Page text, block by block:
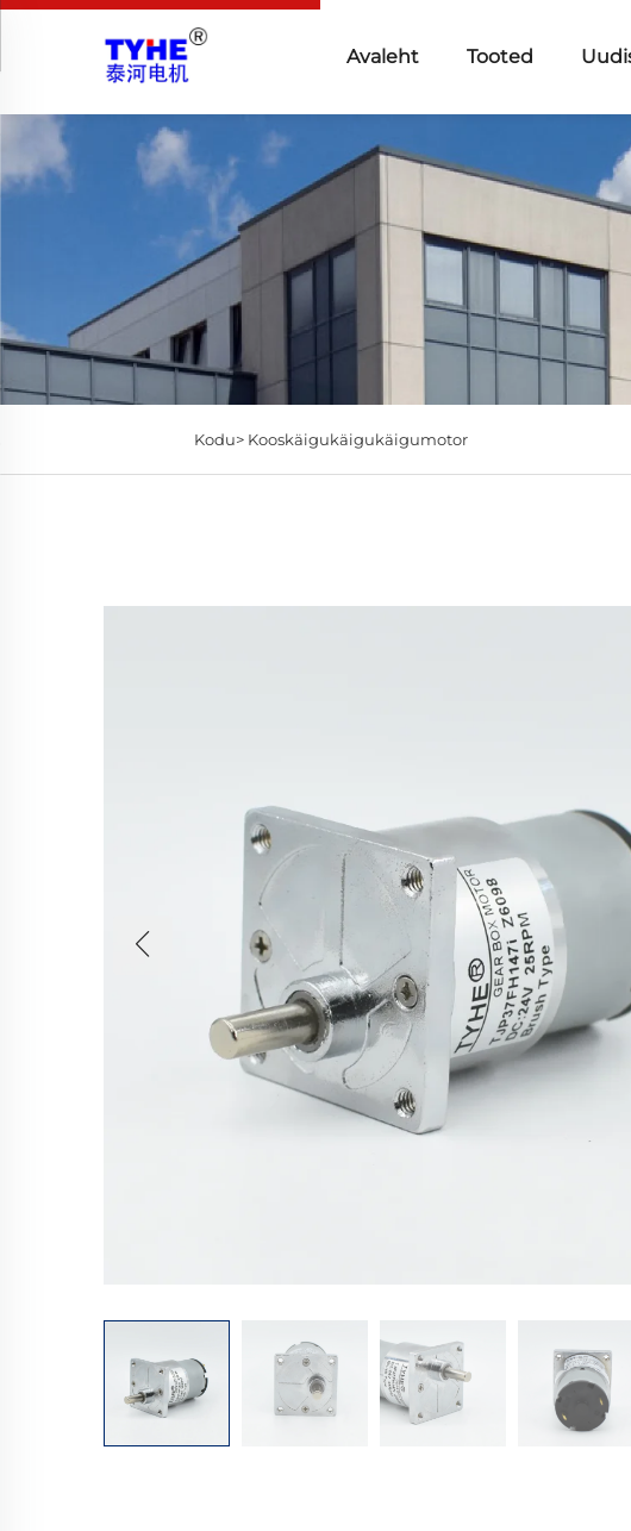
Avaleht Tooted
Kodu> Kooskäigukäigukäigumotor